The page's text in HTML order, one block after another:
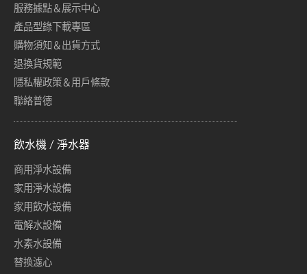
服務據點＆展示中心
產品型錄下載專區
購物須知＆出貨方式
退換貨規範
隱私權政策＆用戶條款
聯絡普德
飲水機 / 淨水器
商用淨水設備
家用淨水設備
家用飲水設備
電解水設備
水素水設備
替換濾心